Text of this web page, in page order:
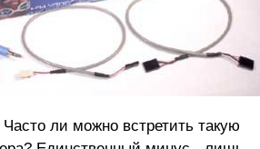
ли можно встретить такую